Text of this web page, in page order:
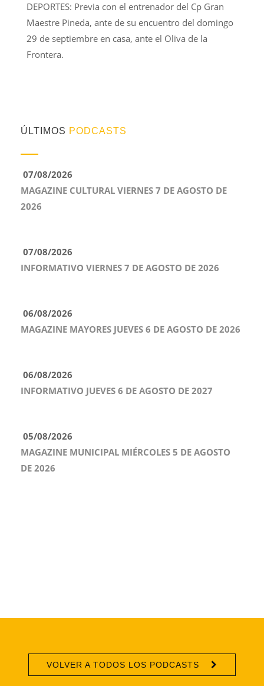
DEPORTES: Previa con el entrenador del Cp Gran
Maestre Pineda, ante de su encuentro del domingo
29 de septiembre en casa, ante el Oliva de la
Frontera.
ÚLTIMOS PODCASTS
07/08/2026
MAGAZINE CULTURAL VIERNES 7 DE AGOSTO DE
2026
07/08/2026
INFORMATIVO VIERNES 7 DE AGOSTO DE 2026
06/08/2026
MAGAZINE MAYORES JUEVES 6 DE AGOSTO DE 2026
06/08/2026
INFORMATIVO JUEVES 6 DE AGOSTO DE 2027
05/08/2026
MAGAZINE MUNICIPAL MIÉRCOLES 5 DE AGOSTO
DE 2026
VOLVER A TODOS LOS PODCASTS